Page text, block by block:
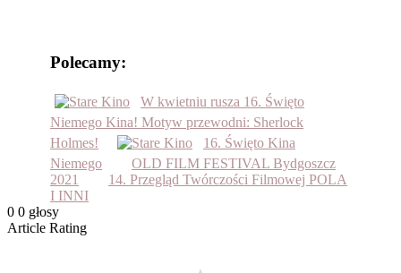
Polecamy:
W kwietniu rusza 16. Święto
Niemego Kina! Motyw przewodni: Sherlock
Holmes!
16. Święto Kina
Niemego
OLD FILM FESTIVAL Bydgoszcz
2021
14. Przegląd Twórczości Filmowej POLA
I INNI
0 0 głosy
Article Rating